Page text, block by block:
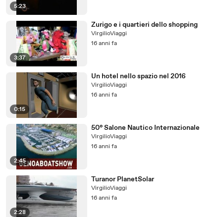
5:23
3:37
Zurigo e i quartieri dello shopping
VirgilioViaggi
16 anni fa
0:15
Un hotel nello spazio nel 2016
VirgilioViaggi
16 anni fa
2:45
50° Salone Nautico Internazionale
VirgilioViaggi
16 anni fa
2:28
Turanor PlanetSolar
VirgilioViaggi
16 anni fa